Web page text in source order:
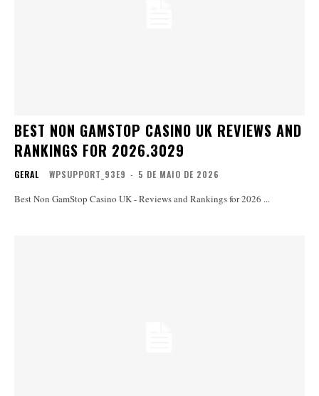
BEST NON GAMSTOP CASINO UK REVIEWS AND
RANKINGS FOR 2026.3029
GERAL WPSUPPORT_93E9 - 5 DE MAIO DE 2026
Best Non GamStop Casino UK - Reviews and Rankings for 2026 ...